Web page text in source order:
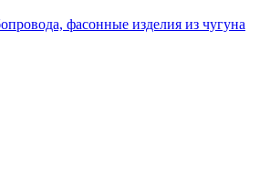
фасонные изделия из чугуна